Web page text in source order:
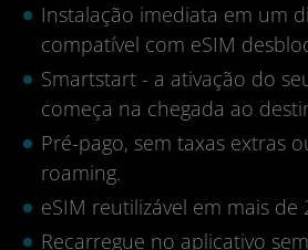
Instalação imediata em um
compatível com eSIM
Smartstart - a ativação do
começa na chegada ao
Pré-pago, sem taxas extras
roaming.
eSIM reutilizável em mais de
Recarregue no aplicativo